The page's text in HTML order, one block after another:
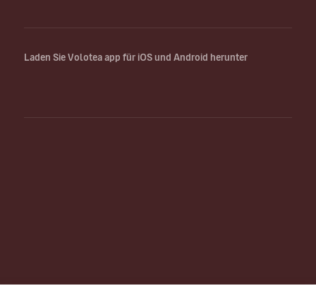
Laden Sie Volotea app für iOS und Android herunter